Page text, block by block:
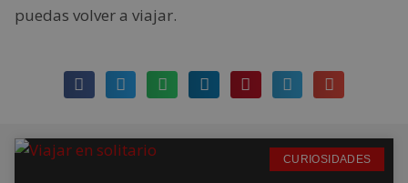
puedas volver a viajar.
CURIOSIDADES